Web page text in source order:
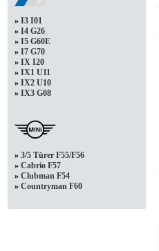
» I3 I01
» I4 G26
» I5 G60E
» I7 G70
» IX I20
» IX1 U11
» IX2 U10
» IX3 G08
» 3/5 Türer F55/F56
» Cabrio F57
» Clubman F54
» Countryman F60